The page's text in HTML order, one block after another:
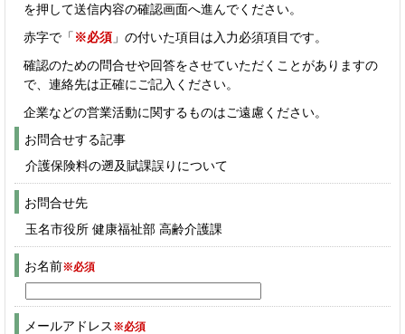
を押して送信内容の確認画面へ進んでください。
赤字で「 ※必須 」の付いた項目は入力必須項目です。
確認のための問合せや回答をさせていただくことがありますの
で、連絡先は正確にご記入ください。
企業などの営業活動に関するものはご遠慮ください。
お問合せする記事
介護保険料の遡及賦課誤りについて
お問合せ先
玉名市役所 健康福祉部 高齢介護課
お名前※必須
メールアドレス ※必須